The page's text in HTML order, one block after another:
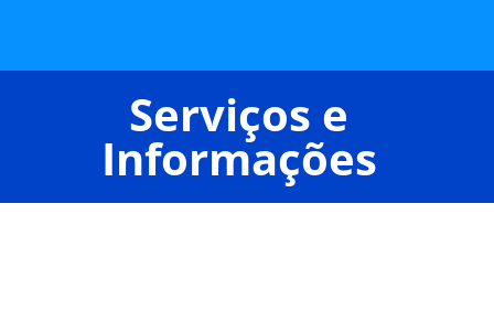
Serviços e
Informações